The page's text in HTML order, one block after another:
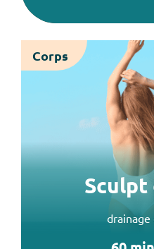
Corps